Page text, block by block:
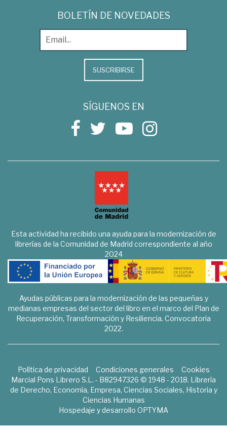
BOLETÍN DE NOVEDADES
SUSCRIBIRSE
SÍGUENOS EN
Esta actividad ha recibido una ayuda para la modernización de
librerías de la Comunidad de Madrid correspondiente al año
2024
Ayudas públicas para la modernización de las pequeñas y
medianas empresas del sector del libro en el marco del Plan de
Recuperación, Transformación y Resiliencia. Convocatoria
2022.
Política de privacidad Condiciones generales
Cookies
Marcial Pons Librero S.L. - B82947326 © 1948 - 2018. Librería
de Derecho, Economía, Empresa, Ciencias Sociales, Historia y
Ciencias Humanas
Hospedaje y desarrollo OPTYMA